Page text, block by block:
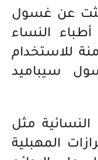
عن غسول
النساء
للاستخدام
سيباميد
مثل
المهبلية